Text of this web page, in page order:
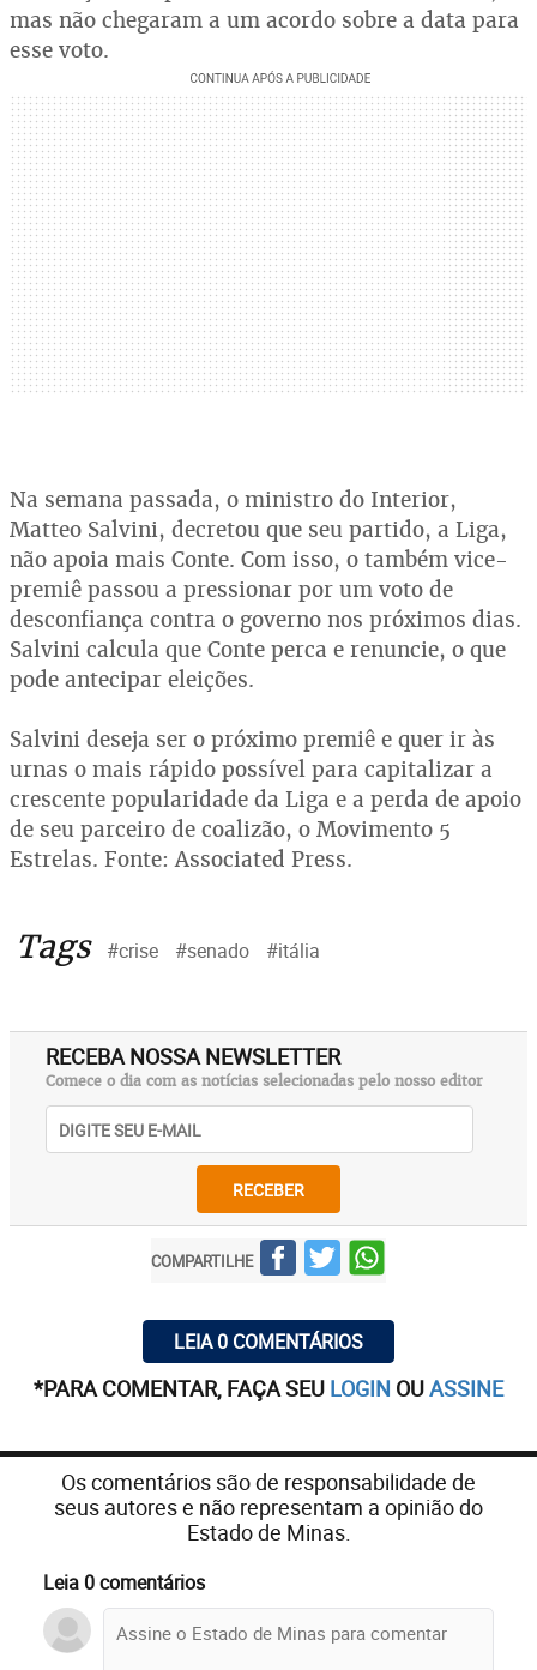
mas não chegaram a um acordo sobre a data para
esse voto.
Na semana passada, o ministro do Interior,
Matteo Salvini, decretou que seu partido, a Liga,
não apoia mais Conte. Com isso, o também vice-
premiê passou a pressionar por um voto de
desconfiança contra o governo nos próximos dias.
Salvini calcula que Conte perca e renuncie, o que
pode antecipar eleições.
Salvini deseja ser o próximo premiê e quer ir às
urnas o mais rápido possível para capitalizar a
crescente popularidade da Liga e a perda de apoio
de seu parceiro de coalizão, o Movimento 5
Estrelas. Fonte: Associated Press.
Tags #crise #senado #itália
RECEBA NOSSA NEWSLETTER
Comece o dia com as notícias selecionadas pelo nosso editor
RECEBER
COMPARTILHE
LEIA 0 COMENTÁRIOS
*PARA COMENTAR, FAÇA SEU LOGIN OUASSINE
Os comentários são de responsabilidade de
seus autores e não representam a opinião do
Estado de Minas.
Leia 0 comentários